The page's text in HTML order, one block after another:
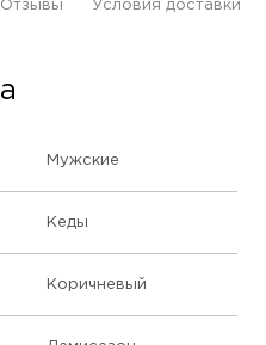
Отзывы Условия доставки
Мужские
Кеды
Коричневый